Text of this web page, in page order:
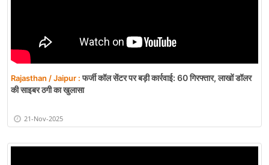
Rajasthan / Jaipur :फर्जी कॉल सेंटर पर बड़ी कार्रवाई: 60 गिरफ्तार, लाखों डॉलर
की साइबर ठगी का खुलासा
21-Nov-2025